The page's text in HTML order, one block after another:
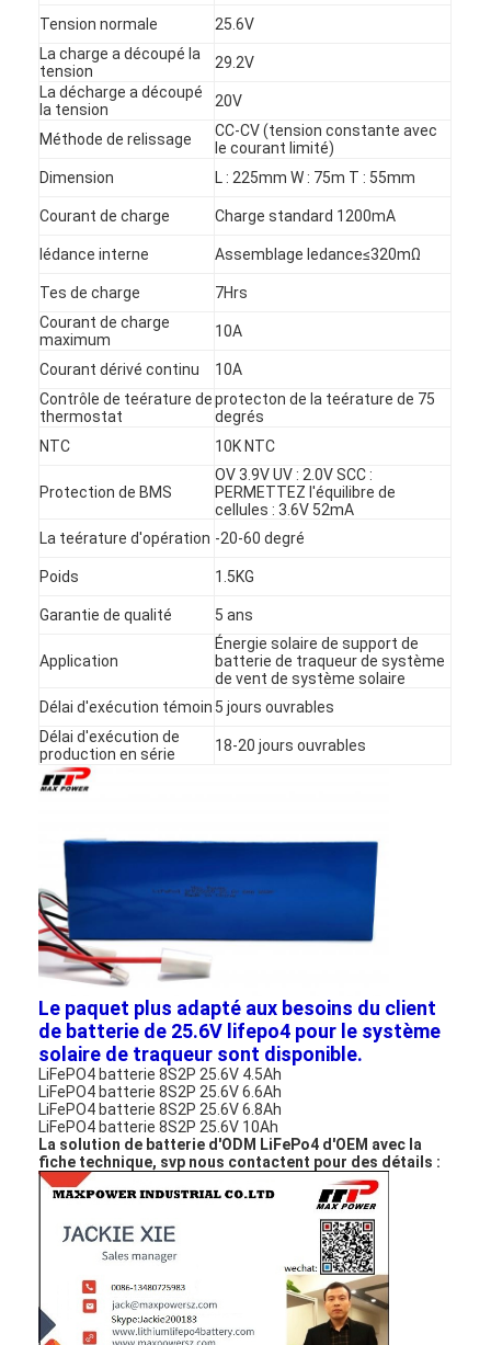
Visite d'usine
Contrôle de qualité
Contactez-nous
Discuter Maintenant
batteries rechargeables d'ion de lithium
Batterie lithium-polymère
batteries de stockage de l'énergie
NiMH rechargeables Batteries
piles rechargeables NiCd
packs de batteries NiMH
NiCd batteries rechargeables
packs de batteries au lithium ionique
batterie rechargeable de lae de poche
batterie d'éclairage de secours
Batterie de Li Mno2
Batterie de Li Socl2
Batterie au lithium primaire
batterie de voiture hybride
Tension normale
25.6V
La charge a découpé la
tension
29.2V
La décharge a découpé
la tension
20V
Méthode de relissage
CC-CV (tension constante avec
le courant limité)
Dimension
L : 225mm W : 75m T : 55mm
Courant de charge Charge standard 1200mA
Iédance interne Assemblage Iedance≤320mΩ
Tes de charge
7Hrs
Courant de charge
maximum
10A
Courant dérivé continu
10A
Contrôle de teérature de
thermostat
protecton de la teérature de 75
degrés
NTC
10K NTC
Protection de BMS
OV 3.9V UV : 2.0V SCC :
PERMETTEZ l'équilibre de
cellules : 3.6V 52mA
La teérature d'opération -20-60 degré
Poids 1.5KG
Garantie de qualité 5 ans
Application
Énergie solaire de support de
batterie de traqueur de système
de vent de système solaire
Délai d'exécution témoin 5 jours ouvrables
Délai d'exécution de
production en série
18-20 jours ouvrables
Le paquet plus adapté aux besoins du client
de batterie de 25.6V lifepo4 pour le système
solaire de traqueur sont disponible.
LiFePO4 batterie 8S2P 25.6V 4.5Ah
LiFePO4 batterie 8S2P 25.6V 6.6Ah
LiFePO4 batterie 8S2P 25.6V 6.8Ah
LiFePO4 batterie 8S2P 25.6V 10Ah
La solution de batterie d'ODM LiFePo4 d'OEM avec la
fiche technique, svp nous contactent pour des détails :